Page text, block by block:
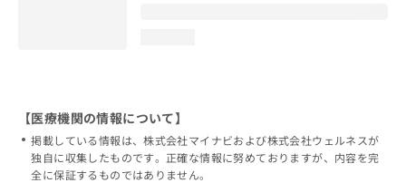
【医療機関の情報について】
掲載している情報は、株式会社マイナビおよび株式会社ウェルネスが
独自に収集したものです。正確な情報に努めておりますが、内容を完
全に保証するものではありません。